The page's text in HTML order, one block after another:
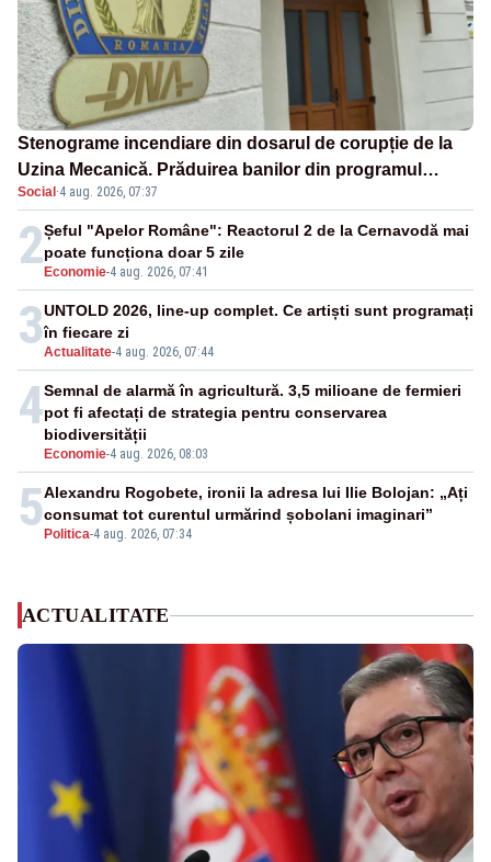
Stenograme incendiare din dosarul de corupție de la
Uzina Mecanică. Prăduirea banilor din programul
SAFE, interceptată de DNA
Social ·4 aug. 2026, 07:37
2 Economie-4 aug. 2026, 07:41
Șeful "Apelor Române": Reactorul 2 de la Cernavodă mai
poate funcționa doar 5 zile
3Actualitate-4 aug. 2026, 07:44
UNTOLD 2026, line-up complet. Ce artiști sunt programați
în fiecare zi
4
Economie-4 aug. 2026, 08:03
Semnal de alarmă în agricultură. 3,5 milioane de fermieri
pot fi afectați de strategia pentru conservarea
biodiversității
5 Politica-4 aug. 2026, 07:34
Alexandru Rogobete, ironii la adresa lui Ilie Bolojan: „Ați
consumat tot curentul urmărind șobolani imaginari”
ACTUALITATE